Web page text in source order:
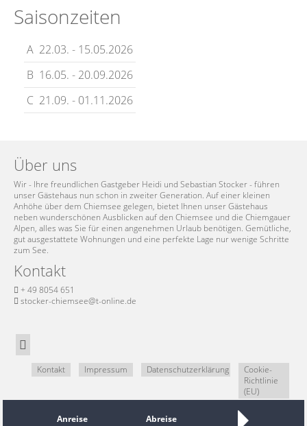
Saisonzeiten
A 22.03. - 15.05.2026
B 16.05. - 20.09.2026
C 21.09. - 01.11.2026
Anreise Abreise
Über uns
Wir - Ihre freundlichen Gastgeber Heidi und Sebastian Stocker - führen
unser Gästehaus nun schon in zweiter Generation. Auf einer kleinen
Anhöhe über dem Chiemsee gelegen, bietet Ihnen unser Gästehaus
neben wunderschönen Ausblicken auf den Chiemsee und die Chiemgauer
Alpen, alles was Sie für einen angenehmen Urlaub benötigen. Gemütliche,
gut ausgestattete Wohnungen und eine perfekte Lage nur wenige Schritte
zum See.
Kontakt
+ 49 8054 651
stocker-chiemsee@t-online.de
Kontakt Impressum Datenschutzerklärung
Cookie-
Richtlinie
(EU)